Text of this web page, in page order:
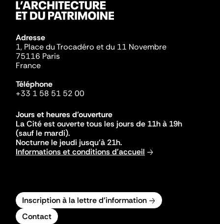
Adresse
1, Place du Trocadéro et du 11 Novembre
75116 Paris
France
Téléphone
+33 1 58 51 52 00
Jours et heures d'ouverture
La Cité est ouverte tous les jours de 11h à 19h
(sauf le mardi).
Nocturne le jeudi jusqu'à 21h.
Informations et conditions d'accueil
Inscription à la lettre d'information
Contact